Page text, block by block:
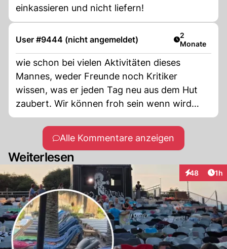
einkassieren und nicht liefern!
User #9444 (nicht angemeldet) Artikel
2
Monate
wie schon bei vielen Aktivitäten dieses
Mannes, weder Freunde noch Kritiker
wissen, was er jeden Tag neu aus dem Hut
zaubert. Wir können froh sein wenn wird
nicht jeden Tag neu seine Abenteuer selbst
bezahlen müssen. Sei es Energie, sei es
Kriege, die er anzettelt, sei es das tägliche
Leben, Zölle hin oder her oder gar keine, sei
es als Umgestalter der Zivilgesellschaften zu
einem autoritären Unrechtsstaat, sei es als
Neuerer und Erfinder des klassischen Super
Raubtier Kapitalismus. Das alles
abgesprochen mit den Schlächtern und
Diktatoren und Despoten, deren Goldsäcke
Alle Kommentare anzeigen
Weiterlesen
48
Interaktionen
1h